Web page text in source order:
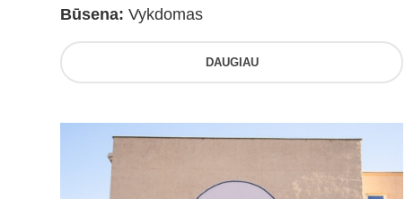
Būsena: Vykdomas
DAUGIAU